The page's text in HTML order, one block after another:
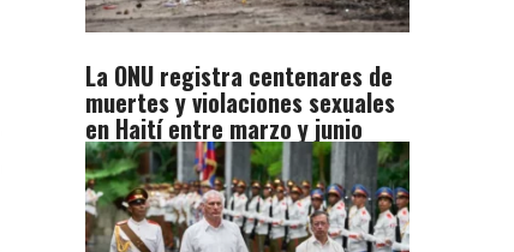
La ONU registra centenares de
muertes y violaciones sexuales
en Haití entre marzo y junio